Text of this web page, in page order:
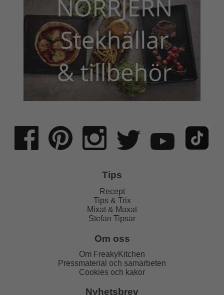
Tips
Recept
Tips & Trix
Mixat & Maxat
Stefan Tipsar
Om oss
Om FreakyKitchen
Pressmaterial och samarbeten
Cookies och kakor
Nyhetsbrev